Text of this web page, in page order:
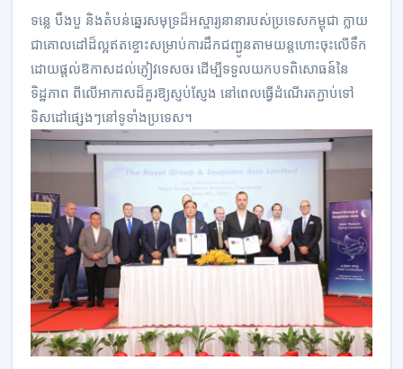
ទន្លេ បឹងបួ និងតំបន់ឆ្នេរសមុទ្រដ៏អស្ចារ្យនានារបស់ប្រទេសកម្ពុជា ក្លាយ
ជាគោលដៅដ៏ល្អឥតខ្ចោះសម្រាប់ការដឹកជញ្ជូនតាមយន្តហោះចុះលើទឹក
ដោយផ្តល់ឱកាសដល់ភ្ញៀវទេសចរ ដើម្បីទទួលយកបទពិសោធន៍នៃ
ទិដ្ឋភាព ពីលើអាកាសដ៏គួរឱ្យស្ញប់ស្ញែង នៅពេលធ្វើដំណើរតភ្ជាប់ទៅ
ទិសដៅផ្សេងៗនៅទូទាំងប្រទេស។